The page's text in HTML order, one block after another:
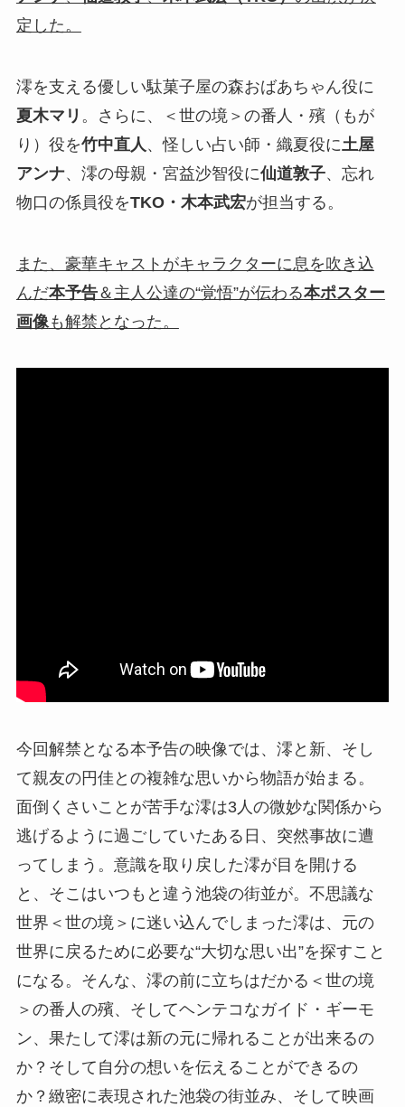
定した。
澪を支える優しい駄菓子屋の森おばあちゃん役に
夏木マリ 。さらに、＜世の境＞の番人・殯（もが
り）役を竹中直人 、怪しい占い師・織夏役に 土屋
アンナ、澪の母親・宮益沙智役に仙道敦子、忘れ
物口の係員役をTKO・木本武宏が担当する。
また、豪華キャストがキャラクターに息を吹き込
んだ本予告＆主人公達の“覚悟”が伝わる本ポスター
画像も解禁となった。
今回解禁となる本予告の映像では、澪と新、そし
て親友の円佳との複雑な思いから物語が始まる。
面倒くさいことが苦手な澪は3人の微妙な関係から
逃げるように過ごしていたある日、突然事故に遭
ってしまう。意識を取り戻した澪が目を開ける
と、そこはいつもと違う池袋の街並が。不思議な
世界＜世の境＞に迷い込んでしまった澪は、元の
世界に戻るために必要な“大切な思い出”を探すこと
になる。そんな、澪の前に立ちはだかる＜世の境
＞の番人の殯、そしてヘンテコなガイド・ギーモ
ン、果たして澪は新の元に帰れることが出来るの
か？そして自分の想いを伝えることができるの
か？緻密に表現された池袋の街並み、そして映画